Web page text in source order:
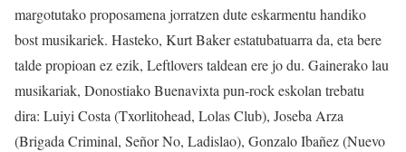
margotutako proposamena jorratzen dute eskarmentu handiko
bost musikariek. Hasteko, Kurt Baker estatubatuarra da, eta bere
talde propioan ez ezik, Leftlovers taldean ere jo du. Gainerako lau
musikariak, Donostiako Buenavixta pun-rock eskolan trebatu
dira: Luiyi Costa (Txorlitohead, Lolas Club), Joseba Arza
(Brigada Criminal, Señor No, Ladislao), Gonzalo Ibañez (Nuevo